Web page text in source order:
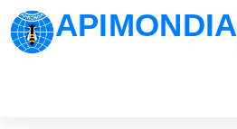
APIMONDIA